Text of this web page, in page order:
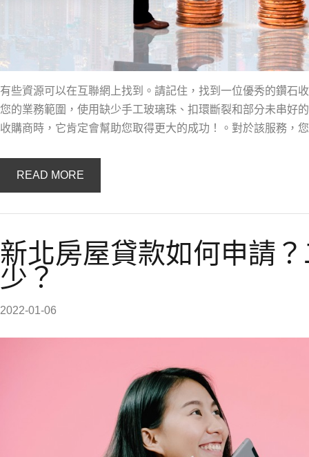
有些資源可以在互聯網上找到。請記住，找到一位優秀的鑽石
您的業務範圍，使用缺少手工玻璃珠、扣環斷裂和部分未串好
收購商時，它肯定會幫助您取得更大的成功！。對於該服務，
READ MORE
新北房屋貸款如何申請
少？
2022-01-06